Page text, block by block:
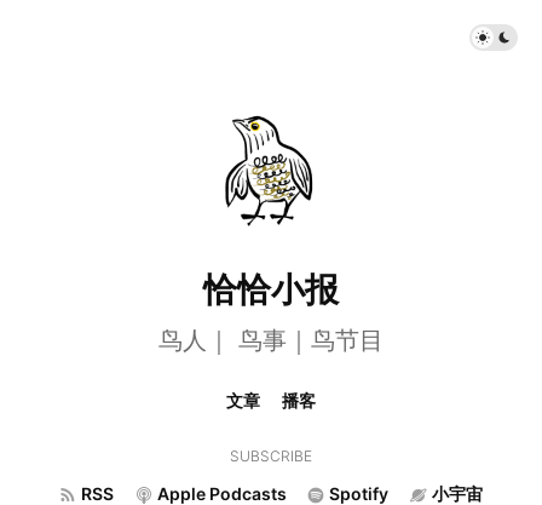
恰恰小报
鸟人｜ 鸟事｜鸟节目
文章 播客
SUBSCRIBE
RSS Apple Podcasts Spotify 小宇宙